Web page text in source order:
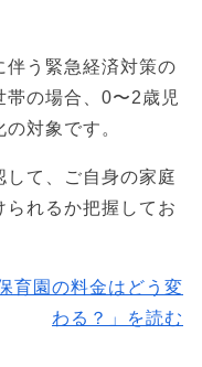
伴う緊急経済対策の
帯の場合、0〜2歳児
対象です。
て、ご自身の家庭
れるか把握してお
育園の料金はどう変
わる？」を読む